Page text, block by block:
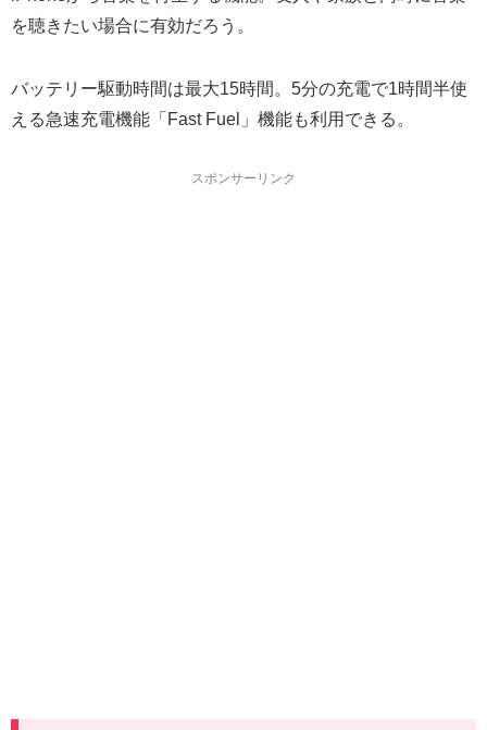
を聴きたい場合に有効だろう。
バッテリー駆動時間は最大15時間。5分の充電で1時間半使
える急速充電機能「Fast Fuel」機能も利用できる。
スポンサーリンク